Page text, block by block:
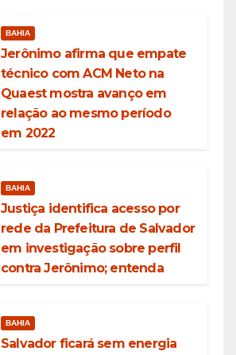
BAHIA
Jerônimo afirma que empate
técnico com ACM Neto na
Quaest mostra avanço em
relação ao mesmo período
em 2022
BAHIA
Justiça identifica acesso por
rede da Prefeitura de Salvador
em investigação sobre perfil
contra Jerônimo; entenda
BAHIA
Salvador ficará sem energia